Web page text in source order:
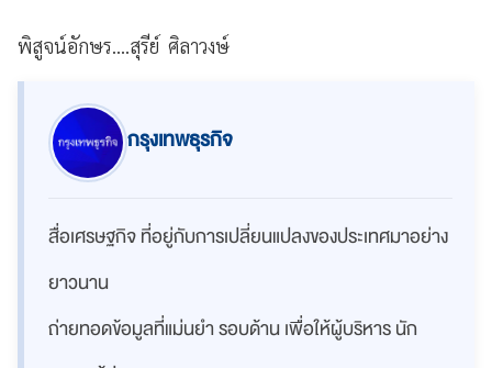
พิสูจน์อักษร....สุรีย์ ศิลาวงษ์
กรุงเทพธุรกิจ
สื่อเศรษฐกิจ ที่อยู่กับการเปลี่ยนแปลงของประเทศมาอย่าง
ยาวนาน
ถ่ายทอดข้อมูลที่แม่นยำ รอบด้าน เพื่อให้ผู้บริหาร นัก